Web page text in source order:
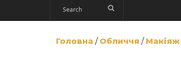
Головна / Обличчя / Макіяж